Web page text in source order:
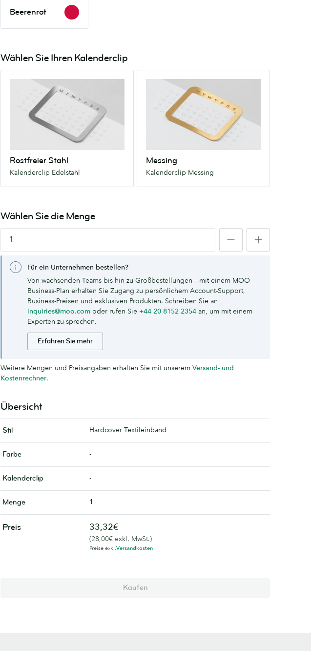
Beerenrot
Wählen Sie Ihren Kalenderclip
Rostfreier Stahl
Kalenderclip Edelstahl
Kalenderclip
Edelstahl
Messing
Kalenderclip Messing
Wählen Sie die Menge
Für ein Unternehmen bestellen?
Von wachsenden Teams bis hin zu Großbestellungen – mit einem MOO
Business-Plan erhalten Sie Zugang zu persönlichem Account-Support,
Business-Preisen und exklusiven Produkten. Schreiben Sie an
inquiries@moo.com oder rufen Sie +44 20 8152 2354 an, um mit einem
Experten zu sprechen.
Erfahren Sie mehr
Weitere Mengen und Preisangaben erhalten Sie mit unserem Versand- und
Kostenrechner.
Übersicht
Stil Hardcover Textileinband
Farbe -
Kalenderclip -
Menge 1
Preis 33,32€
(28,00€ exkl. MwSt.)
Preise exkl. Versandkosten
Kaufen